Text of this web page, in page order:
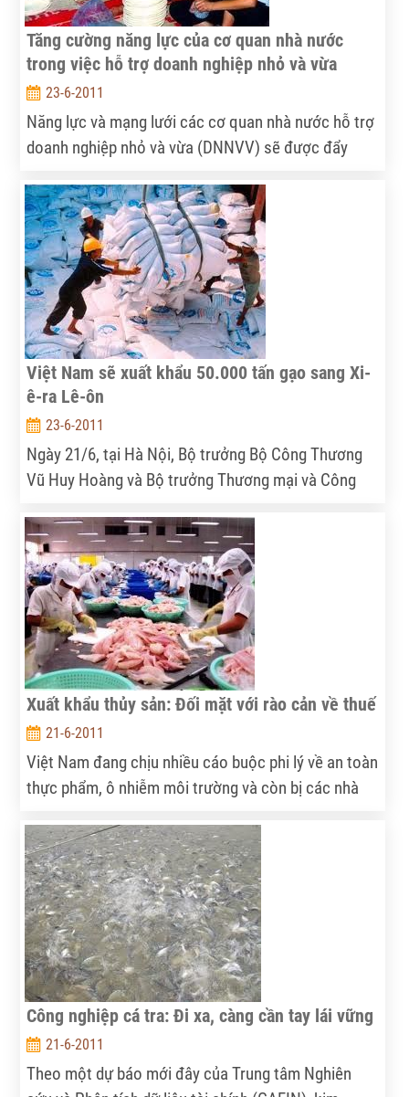
Tăng cường năng lực của cơ quan nhà nước
trong việc hỗ trợ doanh nghiệp nhỏ và vừa
23-6-2011
Năng lực và mạng lưới các cơ quan nhà nước hỗ trợ
doanh nghiệp nhỏ và vừa (DNNVV) sẽ được đẩy
quan nhà nước hỗ trợ DNNVV, vừa được ký sáng
21/6 tại Hà Nội, giữa Cơ quan Hợp tác Quốc tế Nhật
Bản (JICA) và Cục Phát triển Doanh nghiệp - Bộ Kế
hoạch và Đầu tư.
Việt Nam sẽ xuất khẩu 50.000 tấn gạo sang Xi-
ê-ra Lê-ôn
23-6-2011
Ngày 21/6, tại Hà Nội, Bộ trưởng Bộ Công Thương
Vũ Huy Hoàng và Bộ trưởng Thương mại và Công
Konteh đã ký kết bản ghi nhớ xuất khẩu 50.000 tấn
gạo trong tổng số 100.000 tấn thuộc giai đoạn
2011-2015.
Xuất khẩu thủy sản: Đối mặt với rào cản về thuế
21-6-2011
Việt Nam đang chịu nhiều cáo buộc phi lý về an toàn
thực phẩm, ô nhiễm môi trường và còn bị các nhà
Công nghiệp cá tra: Đi xa, càng cần tay lái vững
21-6-2011
Theo một dự báo mới đây của Trung tâm Nghiên